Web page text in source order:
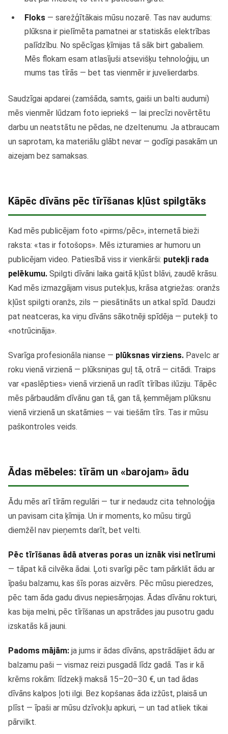
Floks — sarežģītākais mūsu nozarē. Tas nav audums:
plūksna ir pielīmēta pamatnei ar statiskās elektrības
palīdzību. No spēcīgas ķīmijas tā sāk birt gabaliem.
Mēs flokam esam atlasījuši atsevišķu tehnoloģiju, un
mums tas tīrās — bet tas vienmēr ir juvelierdarbs.
Saudzīgai apdarei (zamšāda, samts, gaiši un balti audumi)
mēs vienmēr lūdzam foto iepriekš — lai precīzi novērtētu
darbu un neatstātu ne pēdas, ne dzeltenumu. Ja atbraucam
un saprotam, ka materiālu glābt nevar — godīgi pasakām un
aizejam bez samaksas.
Kāpēc dīvāns pēc tīrīšanas kļūst spilgtāks
Kad mēs publicējam foto «pirms/pēc», internetā bieži
raksta: «tas ir fotošops». Mēs izturamies ar humoru un
publicējam video. Patiesībā viss ir vienkārši: putekļi rada
pelēkumu. Spilgti dīvāni laika gaitā kļūst blāvi, zaudē krāsu.
Kad mēs izmazgājam visus putekļus, krāsa atgriežas: oranžs
kļūst spilgti oranžs, zils — piesātināts un atkal spīd. Daudzi
pat neatceras, ka viņu dīvāns sākotnēji spīdēja — putekļi to
«notrūcināja».
Svarīga profesionāla nianse — plūksnas virziens. Pavelc ar
roku vienā virzienā — plūksniņas guļ tā, otrā — citādi. Traips
var «paslēpties» vienā virzienā un radīt tīrības ilūziju. Tāpēc
mēs pārbaudām dīvānu gan tā, gan tā, ķemmējam plūksnu
vienā virzienā un skatāmies — vai tiešām tīrs. Tas ir mūsu
paškontroles veids.
Ādas mēbeles: tīrām un «barojam» ādu
Ādu mēs arī tīrām regulāri — tur ir nedaudz cita tehnoloģija
un pavisam cita ķīmija. Un ir moments, ko mūsu tirgū
diemžēl nav pieņemts darīt, bet velti.
Pēc tīrīšanas ādā atveras poras un iznāk visi netīrumi
— tāpat kā cilvēka ādai. Ļoti svarīgi pēc tam pārklāt ādu ar
īpašu balzamu, kas šīs poras aizvērs. Pēc mūsu pieredzes,
pēc tam āda gadu divus nepiesārņojas. Ādas dīvānu rokturi,
kas bija melni, pēc tīrīšanas un apstrādes jau pusotru gadu
izskatās kā jauni.
Padoms mājām: ja jums ir ādas dīvāns, apstrādājiet ādu ar
balzamu paši — vismaz reizi pusgadā līdz gadā. Tas ir kā
krēms rokām: līdzekļi maksā 15–20–30 €, un tad ādas
dīvāns kalpos ļoti ilgi. Bez kopšanas āda izžūst, plaisā un
plīst — īpaši ar mūsu dzīvokļu apkuri, — un tad atliek tikai
pārvilkt.